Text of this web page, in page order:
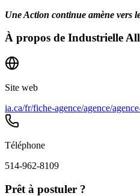
Une Action continue amène vers
À propos de Industrielle
Site web
ia.ca/fr/fiche-agence/agence/
Téléphone
514-962-8109
Prêt à postuler ?